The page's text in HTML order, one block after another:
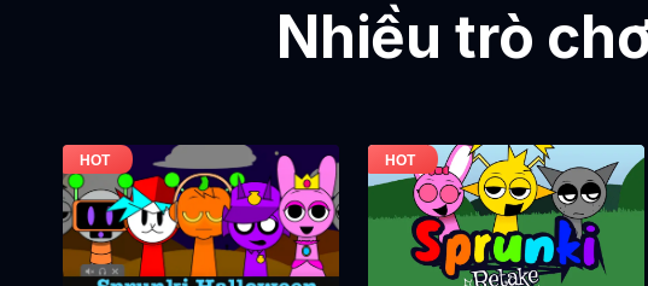
Nhiều trò